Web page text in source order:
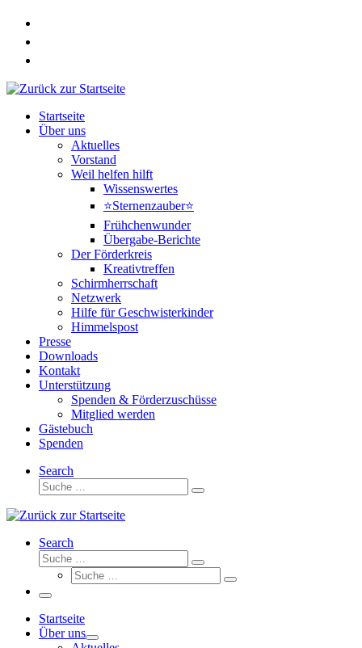
Zum
springen
Startseite
Über uns
Aktuelles
Vorstand
Weil helfen hilft
Wissenswertes
⭐Sternenzauber⭐
Frühchenwunder
Übergabe-Berichte
Der Förderkreis
Kreativtreffen
Schirmherrschaft
Netzwerk
Hilfe für Geschwisterkinder
Himmelspost
Presse
Downloads
Kontakt
Unterstützung
Spenden & Förderzuschüsse
Mitglied werden
Gästebuch
Spenden
Search
Suche
Suche
Search
Suche
Suche
Suche
Suche
Menü
Startseite
Über uns